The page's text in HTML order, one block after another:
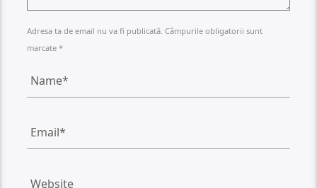
Adresa ta de email nu va fi publicată. Câmpurile obligatorii sunt
marcate *